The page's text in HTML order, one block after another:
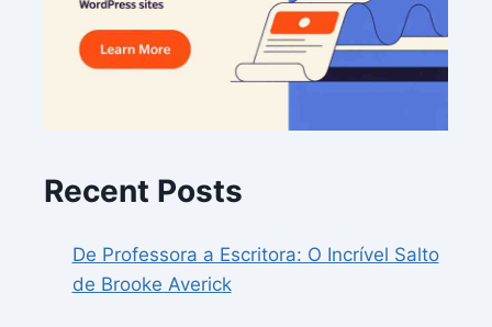
Recent Posts
De Professora a Escritora: O Incrível Salto
de Brooke Averick